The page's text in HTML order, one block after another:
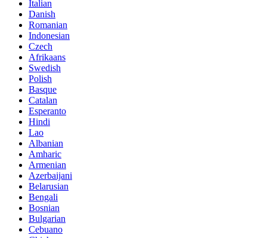
Italian
Danish
Romanian
Indonesian
Czech
Afrikaans
Swedish
Polish
Basque
Catalan
Esperanto
Hindi
Lao
Albanian
Amharic
Armenian
Azerbaijani
Belarusian
Bengali
Bosnian
Bulgarian
Cebuano